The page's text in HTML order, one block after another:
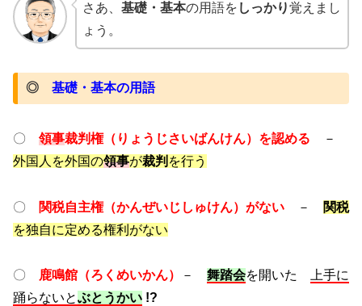
さあ、 基礎・基本の用語を しっかり覚えまし
ょう。
◎ 基礎・基本の用語
〇 領事裁判権（りょうじさいばんけん）を認める
－
外国人を外国の領事が裁判 を行う
〇 関税自主権（かんぜいじしゅけん）がない －
関税
を独自に定める権利がない
〇 鹿鳴館（ろくめいかん） － 舞踏会を開いた
上手に
踊らないとぶとうかい !?